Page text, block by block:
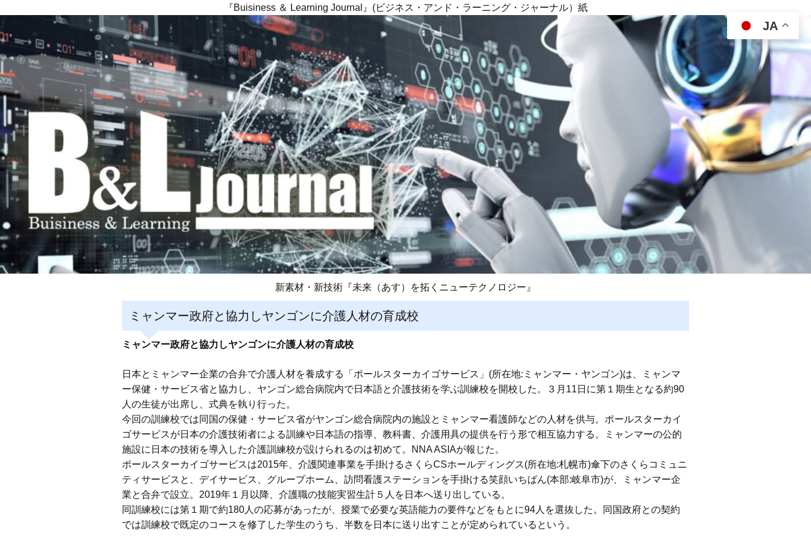
『Buisiness ＆ Learning Journal』(ビジネス・アンド・ラーニング・ジャーナル）紙
新素材・新技術『未来（あす）を拓くニューテクノロジー』
ミャンマー政府と協力しヤンゴンに介護人材の育成校
ミャンマー政府と協力しヤンゴンに介護人材の育成校
日本とミャンマー企業の合弁で介護人材を養成する「ポールスターカイゴサービス」(所在地:ミャンマー・ヤンゴン)は、ミャンマ
ー保健・サービス省と協力し、ヤンゴン総合病院内で日本語と介護技術を学ぶ訓練校を開校した。３月11日に第１期生となる約90
人の生徒が出席し、式典を執り行った。
今回の訓練校では同国の保健・サービス省がヤンゴン総合病院内の施設とミャンマー看護師などの人材を供与。ポールスターカイ
ゴサービスが日本の介護技術者による訓練や日本語の指導、教科書、介護用具の提供を行う形で相互協力する。ミャンマーの公的
施設に日本の技術を導入した介護訓練校が設けられるのは初めて。NNA ASIAが報じた。
ポールスターカイゴサービスは2015年、介護関連事業を手掛けるさくらCSホールディングス(所在地:札幌市)傘下のさくらコミュニ
ティサービスと、デイサービス、グループホーム、訪問看護ステーションを手掛ける笑顔いちばん(本部:岐阜市)が、ミャンマー企
業と合弁で設立。2019年１月以降、介護職の技能実習生計５人を日本へ送り出している。
同訓練校には第１期で約180人の応募があったが、授業で必要な英語能力の要件などをもとに94人を選抜した。同国政府との契約
では訓練校で既定のコースを修了した学生のうち、半数を日本に送り出すことが定められているという。
JA